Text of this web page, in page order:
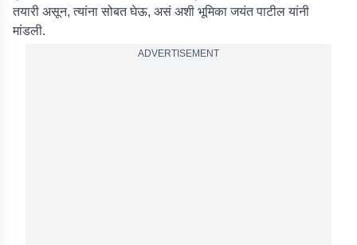
तयारी असून, त्यांना सोबत घेऊ, असं अशी भूमिका जयंत पाटील यांनी
मांडली.
ADVERTISEMENT